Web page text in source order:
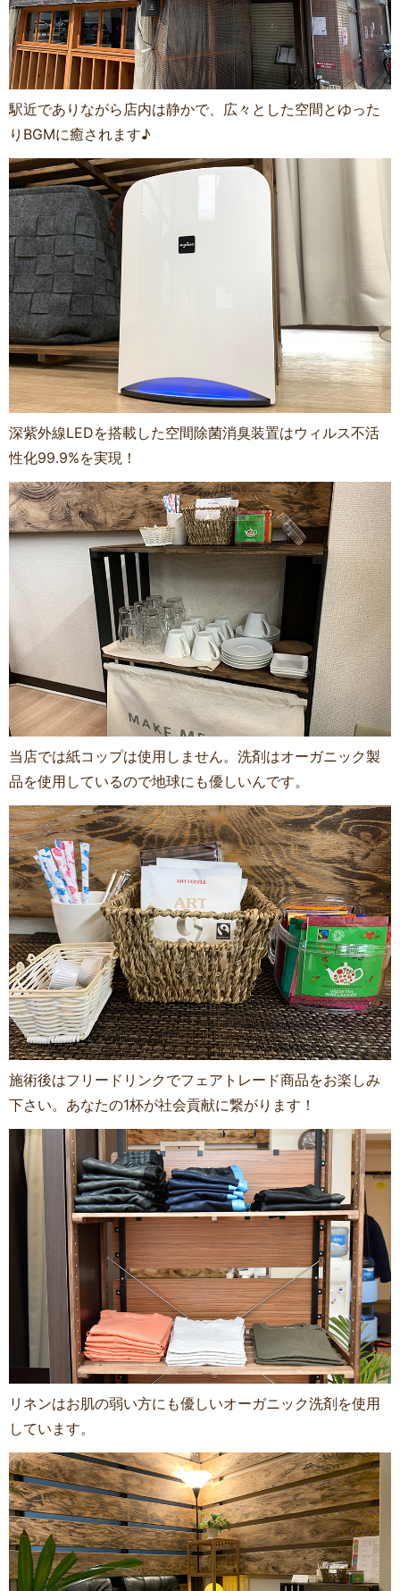
駅近でありながら店内は静かで、広々とした空間とゆった
りBGMに癒されます♪
深紫外線LEDを搭載した空間除菌消臭装置はウィルス不活
性化99.9%を実現！
当店では紙コップは使用しません。洗剤はオーガニック製
品を使用しているので地球にも優しいんです。
施術後はフリードリンクでフェアトレード商品をお楽しみ
下さい。あなたの1杯が社会貢献に繋がります！
リネンはお肌の弱い方にも優しいオーガニック洗剤を使用
しています。